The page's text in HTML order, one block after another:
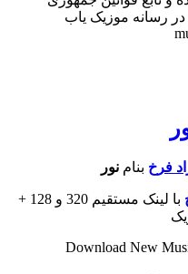
رسانه موزیک یاب
فرخ بنامنور
با لینک مستقیم 320 و 128 +
Download New